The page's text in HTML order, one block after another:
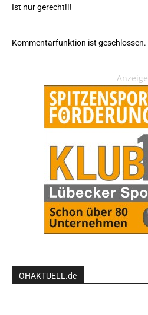
Ist nur gerecht!!!
Kommentarfunktion ist geschlossen.
Anzeige
OHAKTUELL.de